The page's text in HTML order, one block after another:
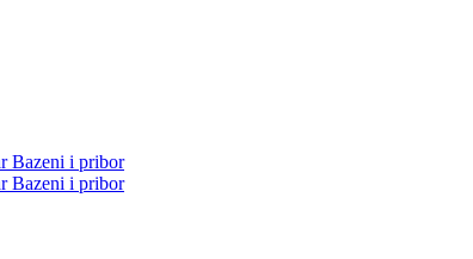
Bazeni i pribor
Bazeni i pribor